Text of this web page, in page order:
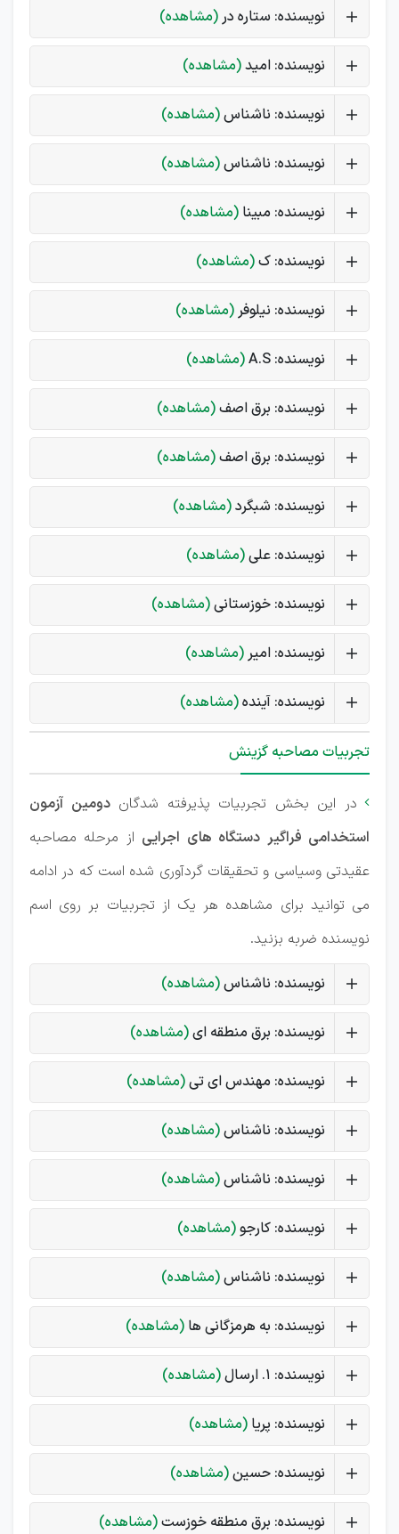
نویسنده: ستاره در(مشاهده)
نویسنده: امید(مشاهده)
نویسنده: ناشناس(مشاهده)
نویسنده: ناشناس(مشاهده)
نویسنده: مبینا (مشاهده)
نویسنده: ک(مشاهده)
نویسنده: نیلوفر(مشاهده)
نویسنده: A.S (مشاهده)
نویسنده: برق اصف(مشاهده)
نویسنده: برق اصف(مشاهده)
نویسنده: شبگرد(مشاهده)
نویسنده: علی(مشاهده)
نویسنده: خوزستانی(مشاهده)
نویسنده: امیر(مشاهده)
نویسنده: آینده(مشاهده)
تجربیات مصاحبه گزینش
 در این بخش تجربیات پذیرفته شدگاندومین آزمون
استخدامی فراگیر دستگاه های اجرایی از مرحله مصاحبه
عقیدتی وسیاسی و تحقیقات گردآوری شده است که در ادامه
می توانید برای مشاهده هر یک از تجربیات بر روی اسم
نویسنده ضربه بزنید.
نویسنده: ناشناس(مشاهده)
نویسنده: برق منطقه ای(مشاهده)
نویسنده: مهندس ای تی(مشاهده)
نویسنده: ناشناس(مشاهده)
نویسنده: ناشناس(مشاهده)
نویسنده: کارجو(مشاهده)
نویسنده: ناشناس(مشاهده)
نویسنده: به هرمزگانی ها (مشاهده)
نویسنده: 1. ارسال (مشاهده)
نویسنده: پریا (مشاهده)
نویسنده: حسین(مشاهده)
نویسنده: برق منطقه خوزست(مشاهده)